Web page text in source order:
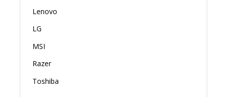
Lenovo
LG
MSI
Razer
Toshiba